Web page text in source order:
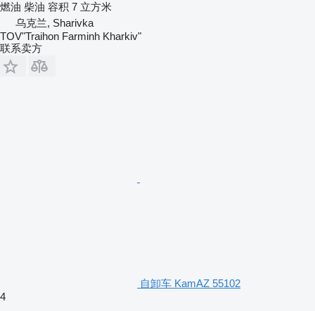
燃油 柴油 容积 7 立方米
乌克兰, Sharivka
TOV"Traihon Farminh Kharkiv"
联系卖方
自卸车 KamAZ 55102
4